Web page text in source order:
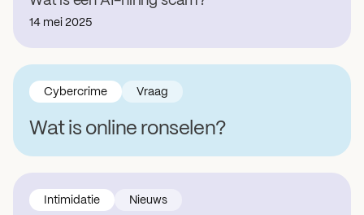
14 mei 2025
Wat is online ronselen?
Cybercrime Vraag
Intimidatie Nieuws